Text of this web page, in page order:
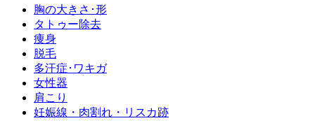
胸の大きさ･形
タトゥー除去
痩身
脱毛
多汗症･ワキガ
女性器
肩こり
妊娠線・肉割れ・リスカ跡